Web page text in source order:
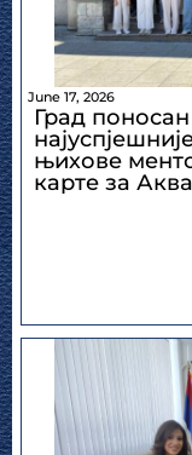
June 17, 2026
Град
њихове
карте за